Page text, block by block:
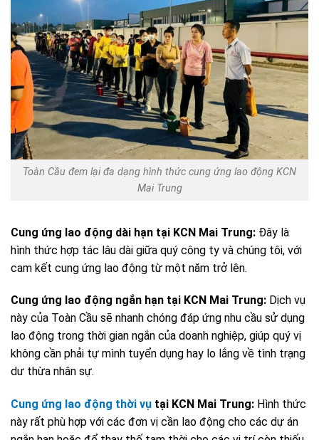
Toàn Cầu đem lại đa dạng hình thức cung ứng lao động KCN
Mai Trung
Cung ứng lao động dài hạn tại KCN Mai Trung: Đây là
hình thức hợp tác lâu dài giữa quý công ty và chúng tôi, với
cam kết cung ứng lao động từ một năm trở lên.
Cung ứng lao động ngắn hạn tại KCN Mai Trung: Dịch vụ
này của Toàn Cầu sẽ nhanh chóng đáp ứng nhu cầu sử dụng
lao động trong thời gian ngắn của doanh nghiệp, giúp quý vị
không cần phải tự mình tuyển dụng hay lo lắng về tình trạng
dư thừa nhân sự.
Cung ứng lao động thời vụ tại KCN Mai Trung: Hình thức
này rất phù hợp với các đơn vị cần lao động cho các dự án